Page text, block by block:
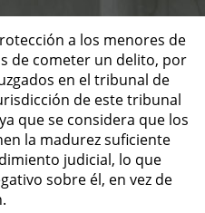
a los menores de
de cometer un delito, por
en el tribunal de
de este tribunal
que se considera que los
la madurez suficiente
judicial, lo que
sobre él, en vez de